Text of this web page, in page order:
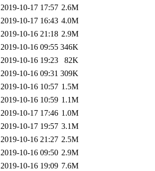
2019-10-17 17:57 2.6M
2019-10-17 16:43 4.0M
2019-10-16 21:18 2.9M
2019-10-16 09:55 346K
2019-10-16 19:23
82K
2019-10-16 09:31 309K
2019-10-16 10:57 1.5M
2019-10-16 10:59 1.1M
2019-10-17 17:46 1.0M
2019-10-17 19:57 3.1M
2019-10-16 21:27 2.5M
2019-10-16 09:50 2.9M
2019-10-16 19:09 7.6M